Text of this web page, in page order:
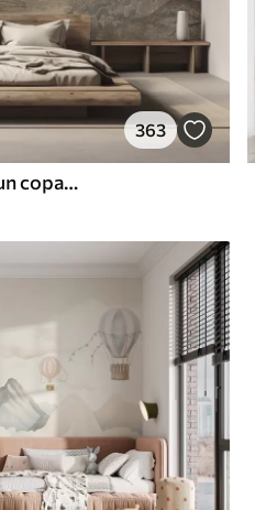
363
Peisaj de epocă texturat cu un copac lângă râu și un cer înnorat, arta naturii în tonuri sepia